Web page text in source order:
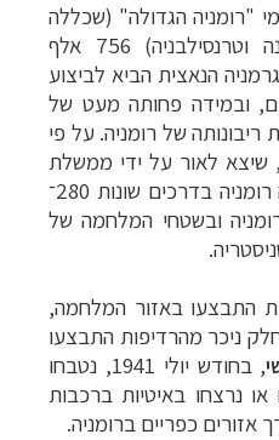
בתחומי "רומניה הגדולה" (שכללה
גם את: בסרביה, בוקובינה וטרנסילבניה) 756 אלף
הנאצית הביא לביצוע
ובמידה פחותה מעט של
של רומניה. על פי
שיצא לאור על ידי ממשלת
רומניה בשנת 2004‏, רצחה רומניה בדרכים שונות 280־
רומניה ובשטחי המלחמה של
התבצעו באזור המלחמה,
ניכר מהרדיפות התבצעו
, בחודש יולי 1941, נטבחו
יהודים או נרצחו באיטיות ברכבות
אזורים כפריים ברומניה.